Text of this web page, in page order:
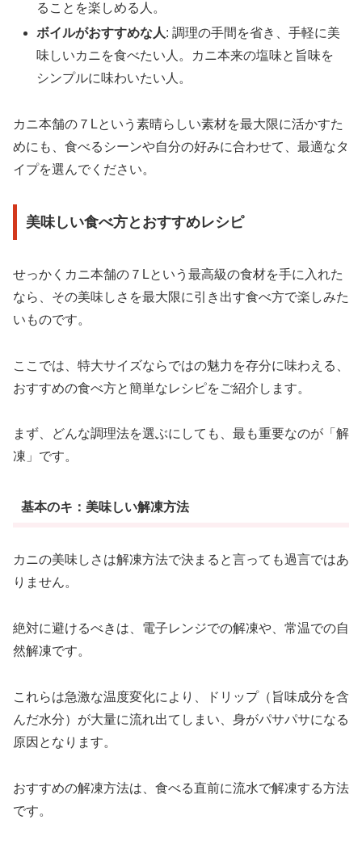
ることを楽しめる人。
ボイルがおすすめな人: 調理の手間を省き、手軽に美
味しいカニを食べたい人。カニ本来の塩味と旨味を
シンプルに味わいたい人。
カニ本舗の７Lという素晴らしい素材を最大限に活かすた
めにも、食べるシーンや自分の好みに合わせて、最適なタ
イプを選んでください。
美味しい食べ方とおすすめレシピ
せっかくカニ本舗の７Lという最高級の食材を手に入れた
なら、その美味しさを最大限に引き出す食べ方で楽しみた
いものです。
ここでは、特大サイズならではの魅力を存分に味わえる、
おすすめの食べ方と簡単なレシピをご紹介します。
まず、どんな調理法を選ぶにしても、最も重要なのが「解
凍」です。
基本のキ：美味しい解凍方法
カニの美味しさは解凍方法で決まると言っても過言ではあ
りません。
絶対に避けるべきは、電子レンジでの解凍や、常温での自
然解凍です。
これらは急激な温度変化により、ドリップ（旨味成分を含
んだ水分）が大量に流れ出てしまい、身がパサパサになる
原因となります。
おすすめの解凍方法は、食べる直前に流水で解凍する方法
です。